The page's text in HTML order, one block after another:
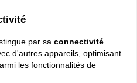
par saconnectivité
d'autres appareils, optimisant
les fonctionnalités de